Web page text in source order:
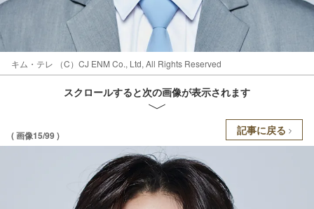
キム・テレ （C）CJ ENM Co., Ltd, All Rights Reserved
スクロールすると次の画像が表示されます
( 画像15/99 ) 記事に戻る